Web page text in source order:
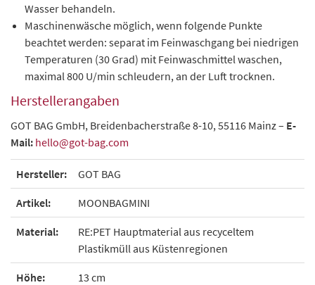
Wasser behandeln.
Maschinenwäsche möglich, wenn folgende Punkte
beachtet werden: separat im Feinwaschgang bei niedrigen
Temperaturen (30 Grad) mit Feinwaschmittel waschen,
maximal 800 U/min schleudern, an der Luft trocknen.
Herstellerangaben
GOT BAG GmbH, Breidenbacherstraße 8-10, 55116 Mainz – E-
Mail: hello@got-bag.com
Hersteller: GOT BAG
Artikel: MOONBAGMINI
Material:
RE:PET Hauptmaterial aus recyceltem
Plastikmüll aus Küstenregionen
Höhe: 13 cm